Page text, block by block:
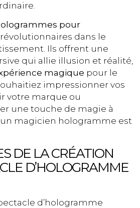
pour
dans le
Ils offrent une
qui allie illusion et réalité,
magique pour le
impressionner vos
votre marque ou
une touche de magie à
magicien hologramme est
DE LA CRÉATION
D’HOLOGRAMME
d’hologramme